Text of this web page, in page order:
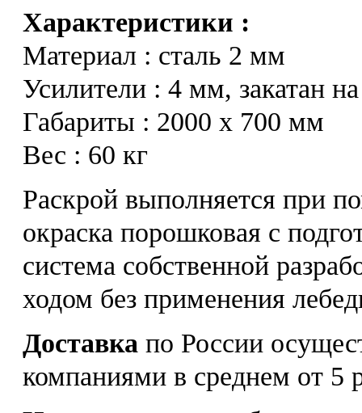
Характеристики :
Материал : сталь 2 мм
Усилители : 4 мм, закатан
Габариты : 2000 х 700 мм
Вес : 60 кг
Раскрой выполняется при
окраска порошковая с
система собственной
ходом без применения
Доставка по России
компаниями в среднем от 5